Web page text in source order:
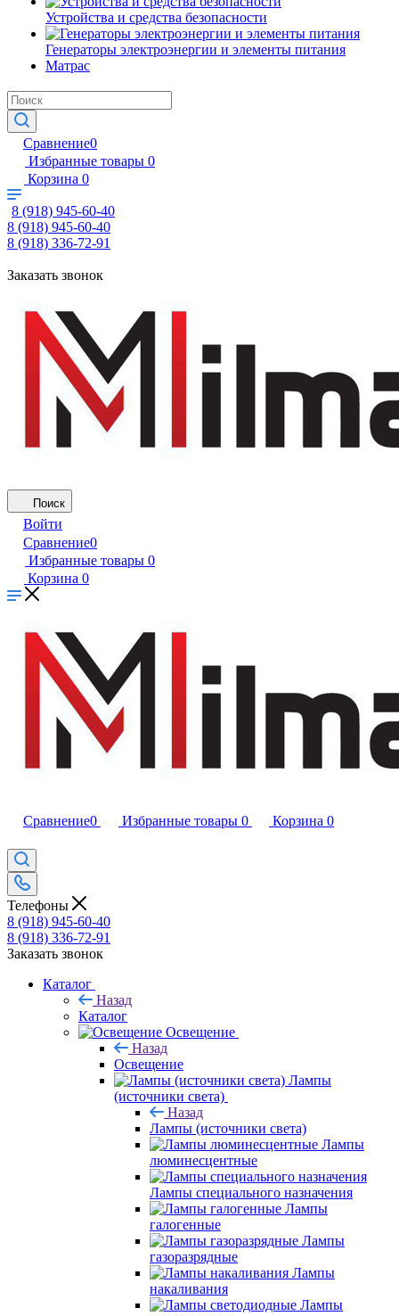
Устройства и средства безопасности
Генераторы электроэнергии и элементы питания
Матрас
Сравнение0
Избранные товары 0
Корзина 0
8 (918) 945-60-40
8 (918) 945-60-40
8 (918) 336-72-91
Заказать звонок
Поиск
Войти
Сравнение0
Избранные товары 0
Корзина 0
Сравнение0 Избранные товары 0 Корзина 0
Телефоны
8 (918) 945-60-40
8 (918) 336-72-91
Заказать звонок
Каталог
Назад
Каталог
Освещение
Назад
Освещение
Лампы
(источники света)
Назад
Лампы (источники света)
Лампы
люминесцентные
Лампы специального назначения
Лампы
галогенные
Лампы
газоразрядные
Лампы
накаливания
Лампы